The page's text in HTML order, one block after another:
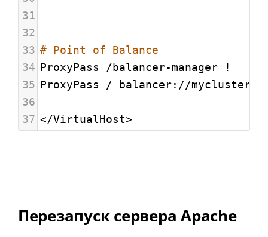
31
32
33 # Point of Balance
34 ProxyPass /balancer-manager !
35 ProxyPass / balancer://mycluster/
36
37 </VirtualHost>
Перезапуск сервера Apache